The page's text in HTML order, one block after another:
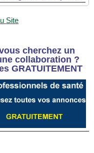
Site
cherchez un
collaboration ?
GRATUITEMENT